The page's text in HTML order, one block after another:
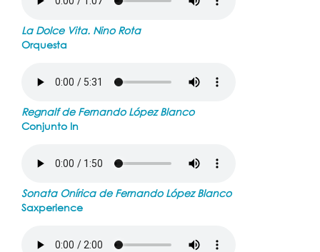
La Dolce Vita. Nino Rota
Orquesta
Regnalf de Fernando López Blanco
Conjunto In
Sonata Onírica de Fernando López Blanco
Saxperience